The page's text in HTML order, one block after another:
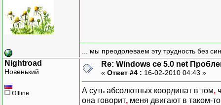
... мы преодолеваем эту трудность без
Nightroad
Новенький
Offline
Re: Windows ce 5.0 net
« Ответ #4 : 16-02-2010 04:43 »
А суть абсолютных координат в том,
она говорит, меня двигают в таком-